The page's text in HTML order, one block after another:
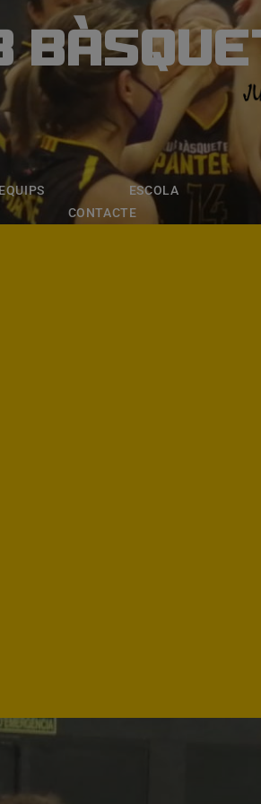
EQUIPS ESCOLA
CONTACTE
ESCOLA BOTIGA